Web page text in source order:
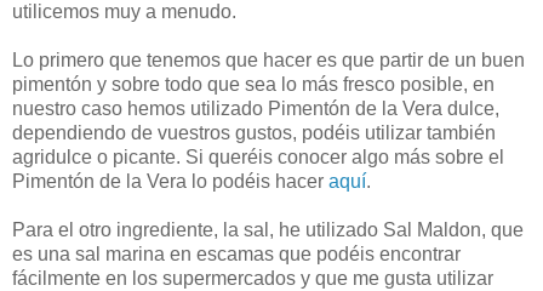
utilicemos muy a menudo.
Lo primero que tenemos que hacer es que partir de un buen
pimentón y sobre todo que sea lo más fresco posible, en
nuestro caso hemos utilizado Pimentón de la Vera dulce,
dependiendo de vuestros gustos, podéis utilizar también
agridulce o picante. Si queréis conocer algo más sobre el
Pimentón de la Vera lo podéis hacer aquí.
Para el otro ingrediente, la sal, he utilizado Sal Maldon, que
es una sal marina en escamas que podéis encontrar
fácilmente en los supermercados y que me gusta utilizar